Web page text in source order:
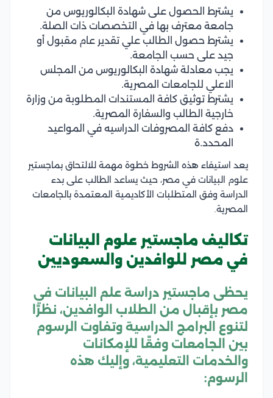
يشترط الحصول على شهادة البكالوريوس من
جامعة معترف بها في التخصصات ذات الصلة.
يشترط حصول الطالب علي تقدير عام مقبول أو
جيد على حسب الجامعة.
يجب معادلة شهادة البكالوريوس من المجلس
الاعلي للجامعات المصرية.
يشترط توثيق كافة المستندات المطلوبة من وزارة
خارجية الطالب والسفارة المصرية.
دفع كافة المصروفات الدراسيه في المواعيد
المحدد.ة
يعد استيفاء هذه الشروط خطوة مهمة للالتحاق بماجستير
علوم البيانات في مصر، حيث يساعد الطالب على بدء
الدراسة وفق المتطلبات الأكاديمية المعتمدة بالجامعات
المصرية.
تكاليف ماجستير علوم البيانات
في مصر للوافدين والسعوديين
يحظى ماجستير دراسة علم البيانات في
مصر بإقبال من الطلاب الوافدين، نظرًا
لتنوع البرامج الدراسية وتفاوت الرسوم
بين الجامعات وفقًا للإمكانات
والخدمات التعليمية، وإليك هذه
الرسوم: